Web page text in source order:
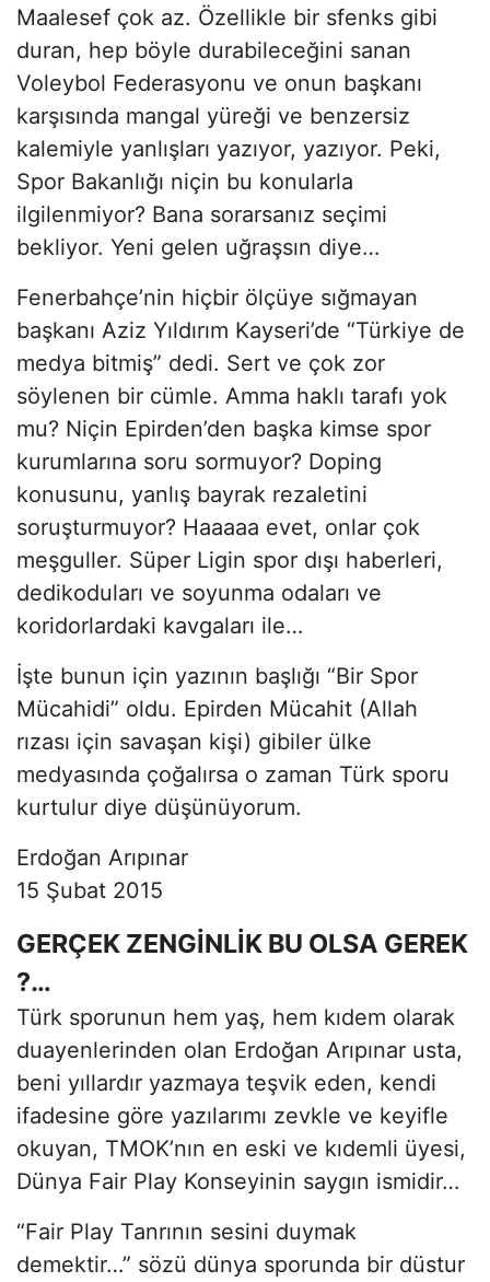
Maalesef çok az. Özellikle bir sfenks gibi
duran, hep böyle durabileceğini sanan
Voleybol Federasyonu ve onun başkanı
karşısında mangal yüreği ve benzersiz
kalemiyle yanlışları yazıyor, yazıyor. Peki,
Spor Bakanlığı niçin bu konularla
ilgilenmiyor? Bana sorarsanız seçimi
bekliyor. Yeni gelen uğraşsın diye…
Fenerbahçe’nin hiçbir ölçüye sığmayan
başkanı Aziz Yıldırım Kayseri’de “Türkiye de
medya bitmiş” dedi. Sert ve çok zor
söylenen bir cümle. Amma haklı tarafı yok
mu? Niçin Epirden’den başka kimse spor
kurumlarına soru sormuyor? Doping
konusunu, yanlış bayrak rezaletini
soruşturmuyor? Haaaaa evet, onlar çok
meşguller. Süper Ligin spor dışı haberleri,
dedikoduları ve soyunma odaları ve
koridorlardaki kavgaları ile…
İşte bunun için yazının başlığı “Bir Spor
Mücahidi” oldu. Epirden Mücahit (Allah
rızası için savaşan kişi) gibiler ülke
medyasında çoğalırsa o zaman Türk sporu
kurtulur diye düşünüyorum.
Erdoğan Arıpınar
15 Şubat 2015
GERÇEK ZENGİNLİK BU OLSA GEREK
?…
Türk sporunun hem yaş, hem kıdem olarak
duayenlerinden olan Erdoğan Arıpınar usta,
beni yıllardır yazmaya teşvik eden, kendi
ifadesine göre yazılarımı zevkle ve keyifle
okuyan, TMOK’nın en eski ve kıdemli üyesi,
Dünya Fair Play Konseyinin saygın ismidir…
“Fair Play Tanrının sesini duymak
demektir…” sözü dünya sporunda bir düstur